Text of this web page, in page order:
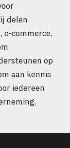
delen
e-commerce,
op
aan kennis
iedereen